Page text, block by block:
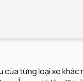
của từng loại xe khác